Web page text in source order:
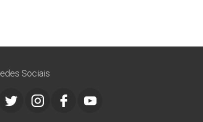
Sociais